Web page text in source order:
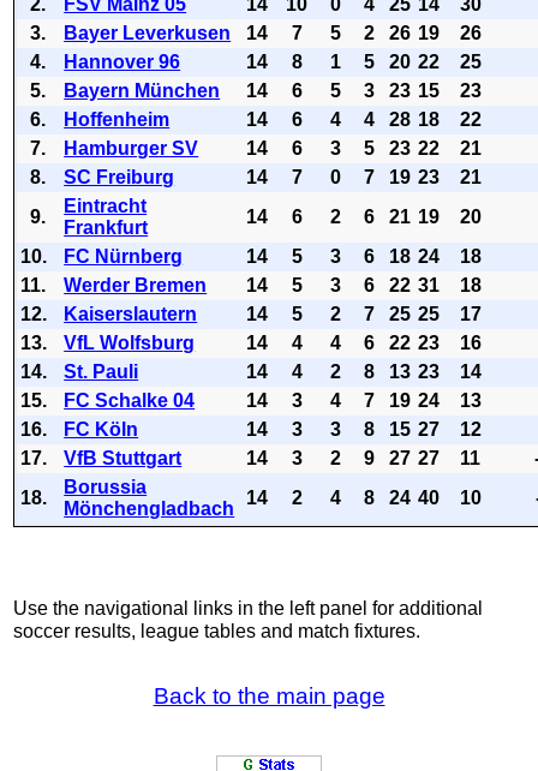
2.
FSV Mainz 05 14 10 0 4 25 14
30
3.
Bayer Leverkusen 14 7 5 2 26 19
26
4.
Hannover 96 14 8 1 5 20 22
25
5.
Bayern München 14 6 5 3 23 15
23
6.
Hoffenheim 14 6 4 4 28 18
22
7.
Hamburger SV 14 6 3 5 23 22
21
8.
SC Freiburg 14 7 0 7 19 23
21
9.
Eintracht
Frankfurt
14 6 2 6 21 19
20
10.
FC Nürnberg 14 5 3 6 18 24
18
11.
Werder Bremen 14 5 3 6 22 31
18
12.
Kaiserslautern 14 5 2 7 25 25
17
13.
VfL Wolfsburg 14 4 4 6 22 23
16
14.
St. Pauli 14 4 2 8 13 23
14
15.
FC Schalke 04 14 3 4 7 19 24
13
16.
FC Köln 14 3 3 8 15 27
12
17.
VfB Stuttgart 14 3 2 9 27 27 11
18.
Borussia
Mönchengladbach
14 2 4 8 24 40 10
Use the navigational links in the left panel for additional
soccer results, league tables and match fixtures.
Back to the main page